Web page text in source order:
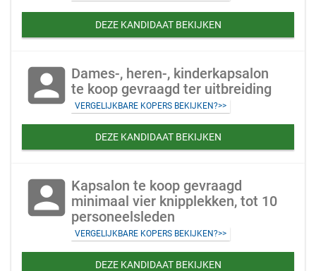
DEZE KANDIDAAT BEKIJKEN
account_box Dames-, heren-, kinderkapsalon
te koop gevraagd ter uitbreiding
VERGELIJKBARE KOPERS BEKIJKEN?>>
DEZE KANDIDAAT BEKIJKEN
account_box Kapsalon te koop gevraagd
minimaal vier knipplekken, tot 10
personeelsleden
VERGELIJKBARE KOPERS BEKIJKEN?>>
DEZE KANDIDAAT BEKIJKEN